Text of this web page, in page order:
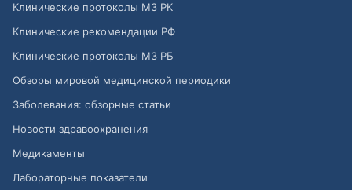
Клинические протоколы МЗ РК
Клинические рекомендации РФ
Клинические протоколы МЗ РБ
Обзоры мировой медицинской периодики
Заболевания: обзорные статьи
Новости здравоохранения
Медикаменты
Лабораторные показатели